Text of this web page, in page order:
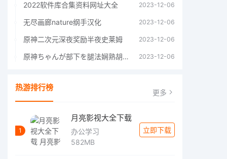
2022软件库合集资料网址大全 2023-12-06
无尽画廊nature纲手汉化 2023-12-06
原神二次元深夜奖励半夜史莱姆 2023-12-06
原神ちゃんが部下を腿法娴熟胡桃 2023-12-06
热游排行榜 更多
1
月亮影视大全下载
办公学习
582MB
立即下载